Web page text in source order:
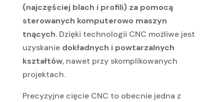
(najczęściej blach i profili) za pomocą
sterowanych komputerowo maszyn
tnących. Dzięki technologii CNC możliwe jest
uzyskanie dokładnych i powtarzalnych
kształtów, nawet przy skomplikowanych
projektach.
Precyzyjne cięcie CNC to obecnie jedna z